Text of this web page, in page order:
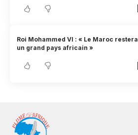
Roi Mohammed VI : « Le Maroc restera
un grand pays africain »